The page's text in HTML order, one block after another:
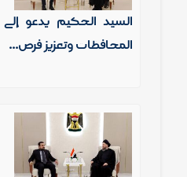
السيد الحكيم يدعو إلى
المحافظات وتعزيز فرص...